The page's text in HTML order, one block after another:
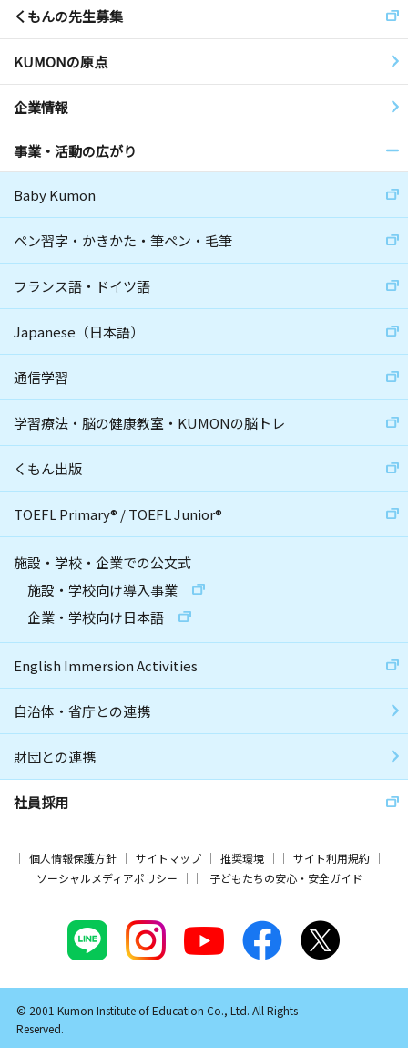
くもんの先生募集
KUMONの原点
企業情報
事業・活動の広がり
Baby Kumon
ペン習字・かきかた・筆ペン・毛筆
フランス語・ドイツ語
Japanese（日本語）
通信学習
学習療法・脳の健康教室・KUMONの脳トレ
くもん出版
TOEFL Primary® /TOEFL Junior®
施設・学校・企業での公文式
施設・学校向け導入事業
企業・学校向け日本語
English Immersion Activities
自治体・省庁との連携
財団との連携
社員採用
個人情報保護方針 サイトマップ 推奨環境
サイト利用規約
ソーシャルメディアポリシー
子どもたちの安心・安全ガイド
© 2001 Kumon Institute of Education Co., Ltd. All Rights
Reserved.